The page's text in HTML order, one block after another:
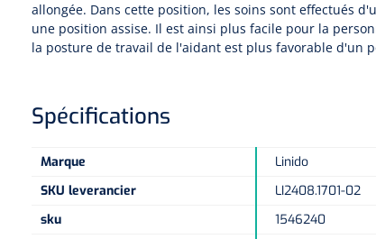
allongée. Dans cette position, les soins sont effectués
une position assise. Il est ainsi plus facile pour la
la posture de travail de l'aidant est plus favorable d'un
Spécifications
Marque
Linido
SKU leverancier
LI2408.1701-02
sku
1546240